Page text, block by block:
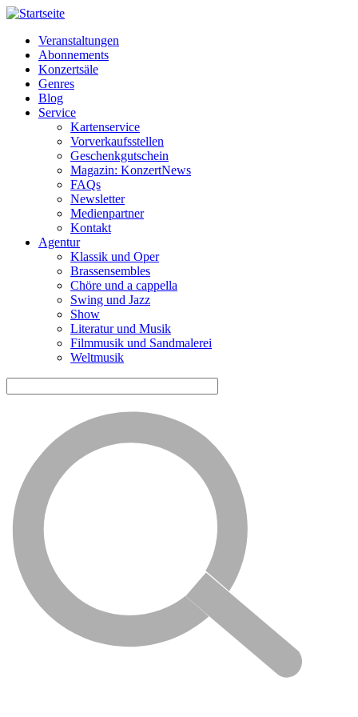
Horizontale
Navigation
MM
Veranstaltungen
Abonnements
Konzertsäle
Genres
Blog
Service
Kartenservice
Vorverkaufsstellen
Geschenkgutschein
Magazin: KonzertNews
FAQs
Newsletter
Medienpartner
Kontakt
Agentur
Klassik und Oper
Brassensembles
Chöre und a cappella
Swing und Jazz
Show
Literatur und Musik
Filmmusik und Sandmalerei
Weltmusik